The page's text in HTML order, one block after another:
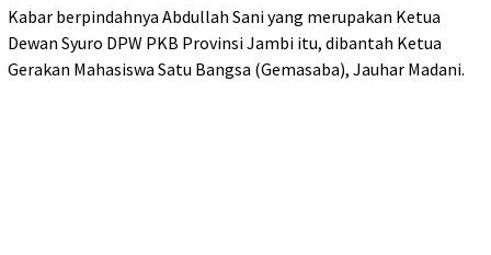
Kabar berpindahnya Abdullah Sani yang merupakan Ketua
Dewan Syuro DPW PKB Provinsi Jambi itu, dibantah Ketua
Gerakan Mahasiswa Satu Bangsa (Gemasaba), Jauhar Madani.